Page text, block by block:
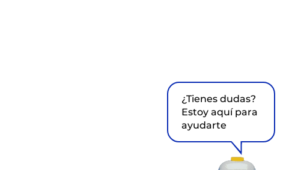
¿Tienes dudas?
Estoy aquí para
ayudarte